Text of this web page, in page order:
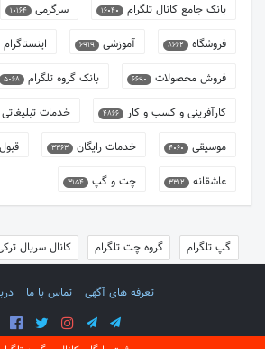
بانک جامع کانال تلگرام 16040 سرگرمی 10164
فروشگاه 8662 آموزشی 6919 اینستاگرام
فروش محصولات 6690 بانک گروه تلگرام 5068
کارآفرینی و کسب و کار 4866 خدمات تبلیغاتی
موسیقی 4060 خدمات رایگان 3363
عاشقانه 3312 چت و گپ 3154
گپ تلگرام گروه چت تلگرام کانال سریال ترکی【21 کانال برتر
تعرفه های آگهی تماس با ما